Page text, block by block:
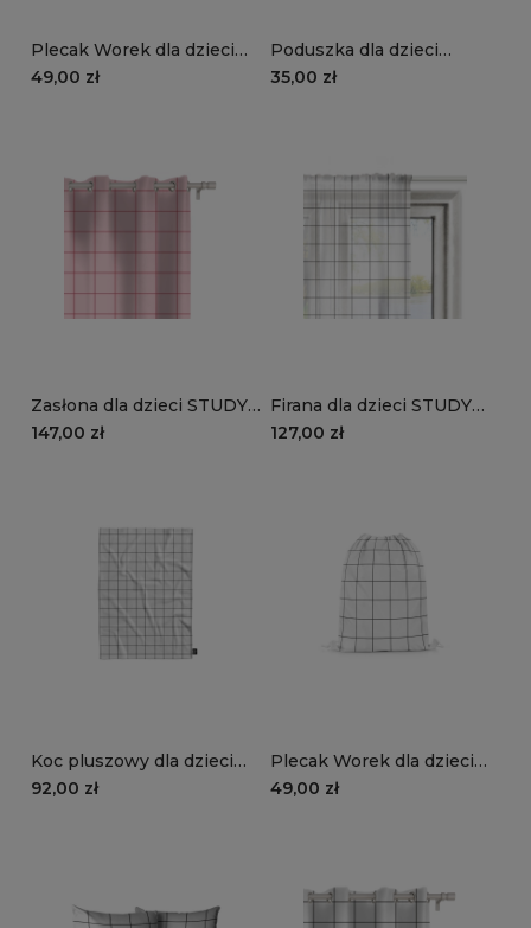
Plecak Worek dla dzieci
STUDY STYLE wzór TN04
49,00 zł
Poduszka dla dzieci
STUDY STYLE wzór TN04
35,00 zł
Zasłona dla dzieci STUDY
STYLE wzór TN04 | zeszyt
147,00 zł
Firana dla dzieci STUDY
STYLE wzór TN03 | zeszyt
127,00 zł
Koc pluszowy dla dzieci
STUDY STYLE wzór TN03
92,00 zł
Plecak Worek dla dzieci
STUDY STYLE wzór TN03
49,00 zł